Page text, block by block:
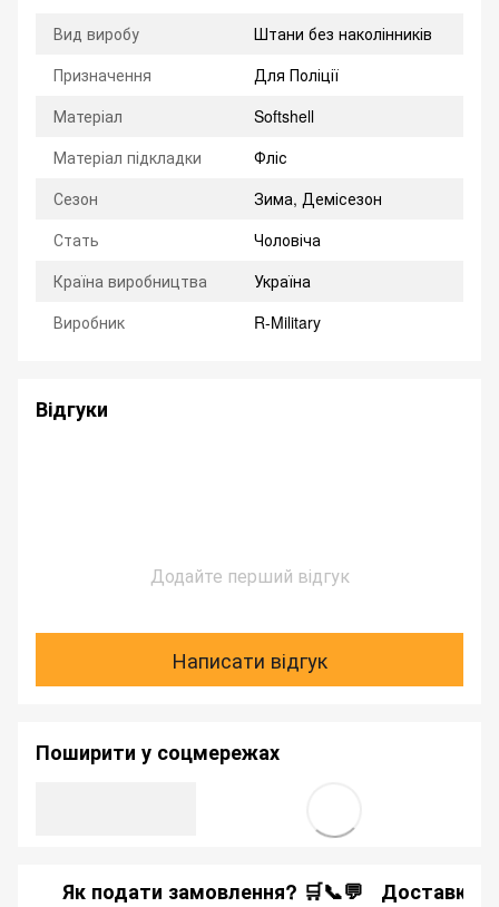
Вид виробу
Штани без наколінників
Призначення
Для Поліції
Матеріал
Softshell
Матеріал підкладки
Фліс
Сезон
Зима, Демісезон
Стать
Чоловіча
Країна виробництва
Україна
Виробник
R-Military
Відгуки
Додайте перший відгук
Написати відгук
Поширити у соцмережах
Як подати замовлення? 🛒📞💬 Доставка